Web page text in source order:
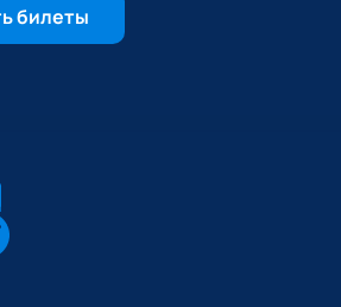
билеты